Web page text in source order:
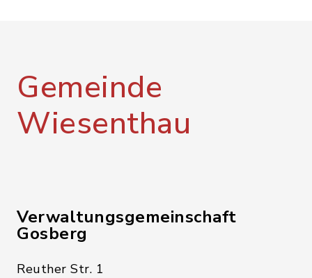
Gemeinde
Wiesenthau
Verwaltungsgemeinschaft
Gosberg
Reuther Str. 1